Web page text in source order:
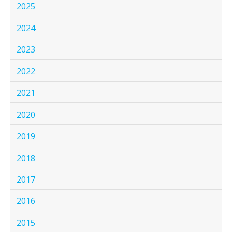
2025
2024
2023
2022
2021
2020
2019
2018
2017
2016
2015